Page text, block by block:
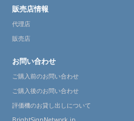
販売店情報
代理店
販売店
お問い合わせ
ご購入前のお問い合わせ
ご購入後のお問い合わせ
評価機のお貸し出しについて